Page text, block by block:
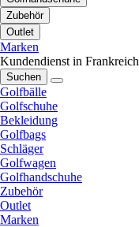
Zubehör
Outlet
Marken
Kundendienst in Frankreich
Suchen
Golfbälle
Golfschuhe
Bekleidung
Golfbags
Schläger
Golfwagen
Golfhandschuhe
Zubehör
Outlet
Marken